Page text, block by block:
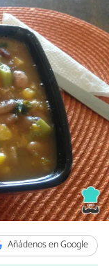
Añádenos en Google